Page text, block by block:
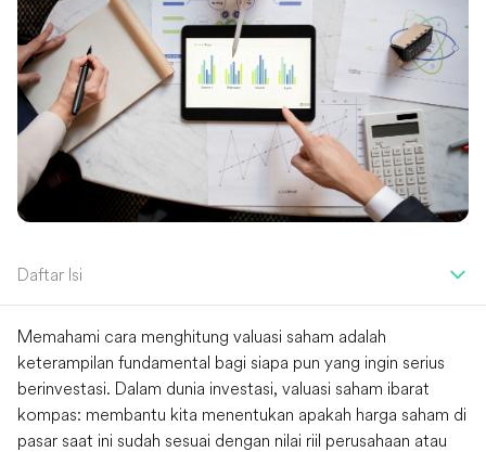
Daftar Isi
Memahami cara menghitung valuasi saham adalah
keterampilan fundamental bagi siapa pun yang ingin serius
berinvestasi. Dalam dunia investasi, valuasi saham ibarat
kompas: membantu kita menentukan apakah harga saham di
pasar saat ini sudah sesuai dengan nilai riil perusahaan atau